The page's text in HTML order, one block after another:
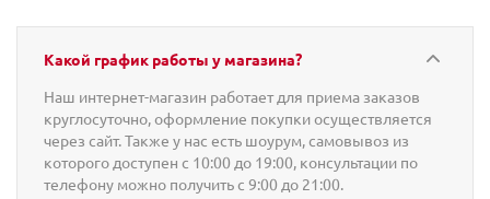
Какой график работы у магазина?
Наш интернет-магазин работает для приема заказов
круглосуточно, оформление покупки осуществляется
через сайт. Также у нас есть шоурум, самовывоз из
которого доступен с 10:00 до 19:00, консультации по
телефону можно получить с 9:00 до 21:00.